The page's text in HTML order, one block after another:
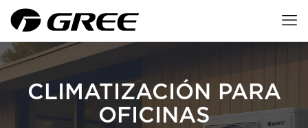
CLIMATIZACIÓN PARA
OFICINAS